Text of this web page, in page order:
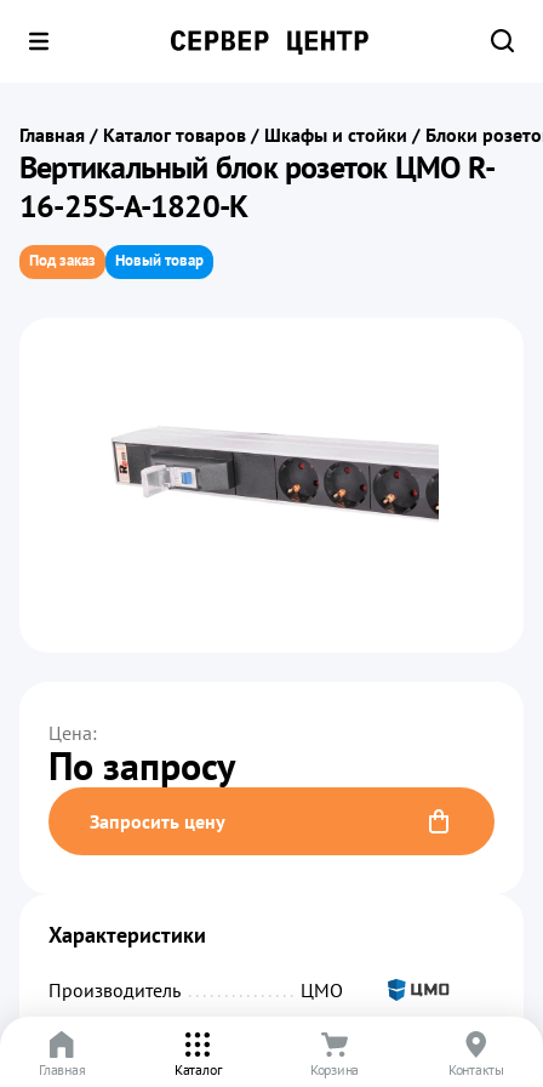
Главная / Каталог товаров / Шкафы и стойки / Блоки
Вертикальный блок розеток ЦМО R-
16-25S-A-1820-K
Под заказ Новый товар
Цена:
По запросу
Запросить цену
Характеристики
Производитель
ЦМО
Код производителя
R-16-25S-A-1820-K
Артикул
УТ-00003058
Главная Каталог Корзина Контакты